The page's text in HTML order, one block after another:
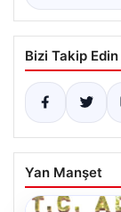
Bizi Takip Edin
Yan Manşet